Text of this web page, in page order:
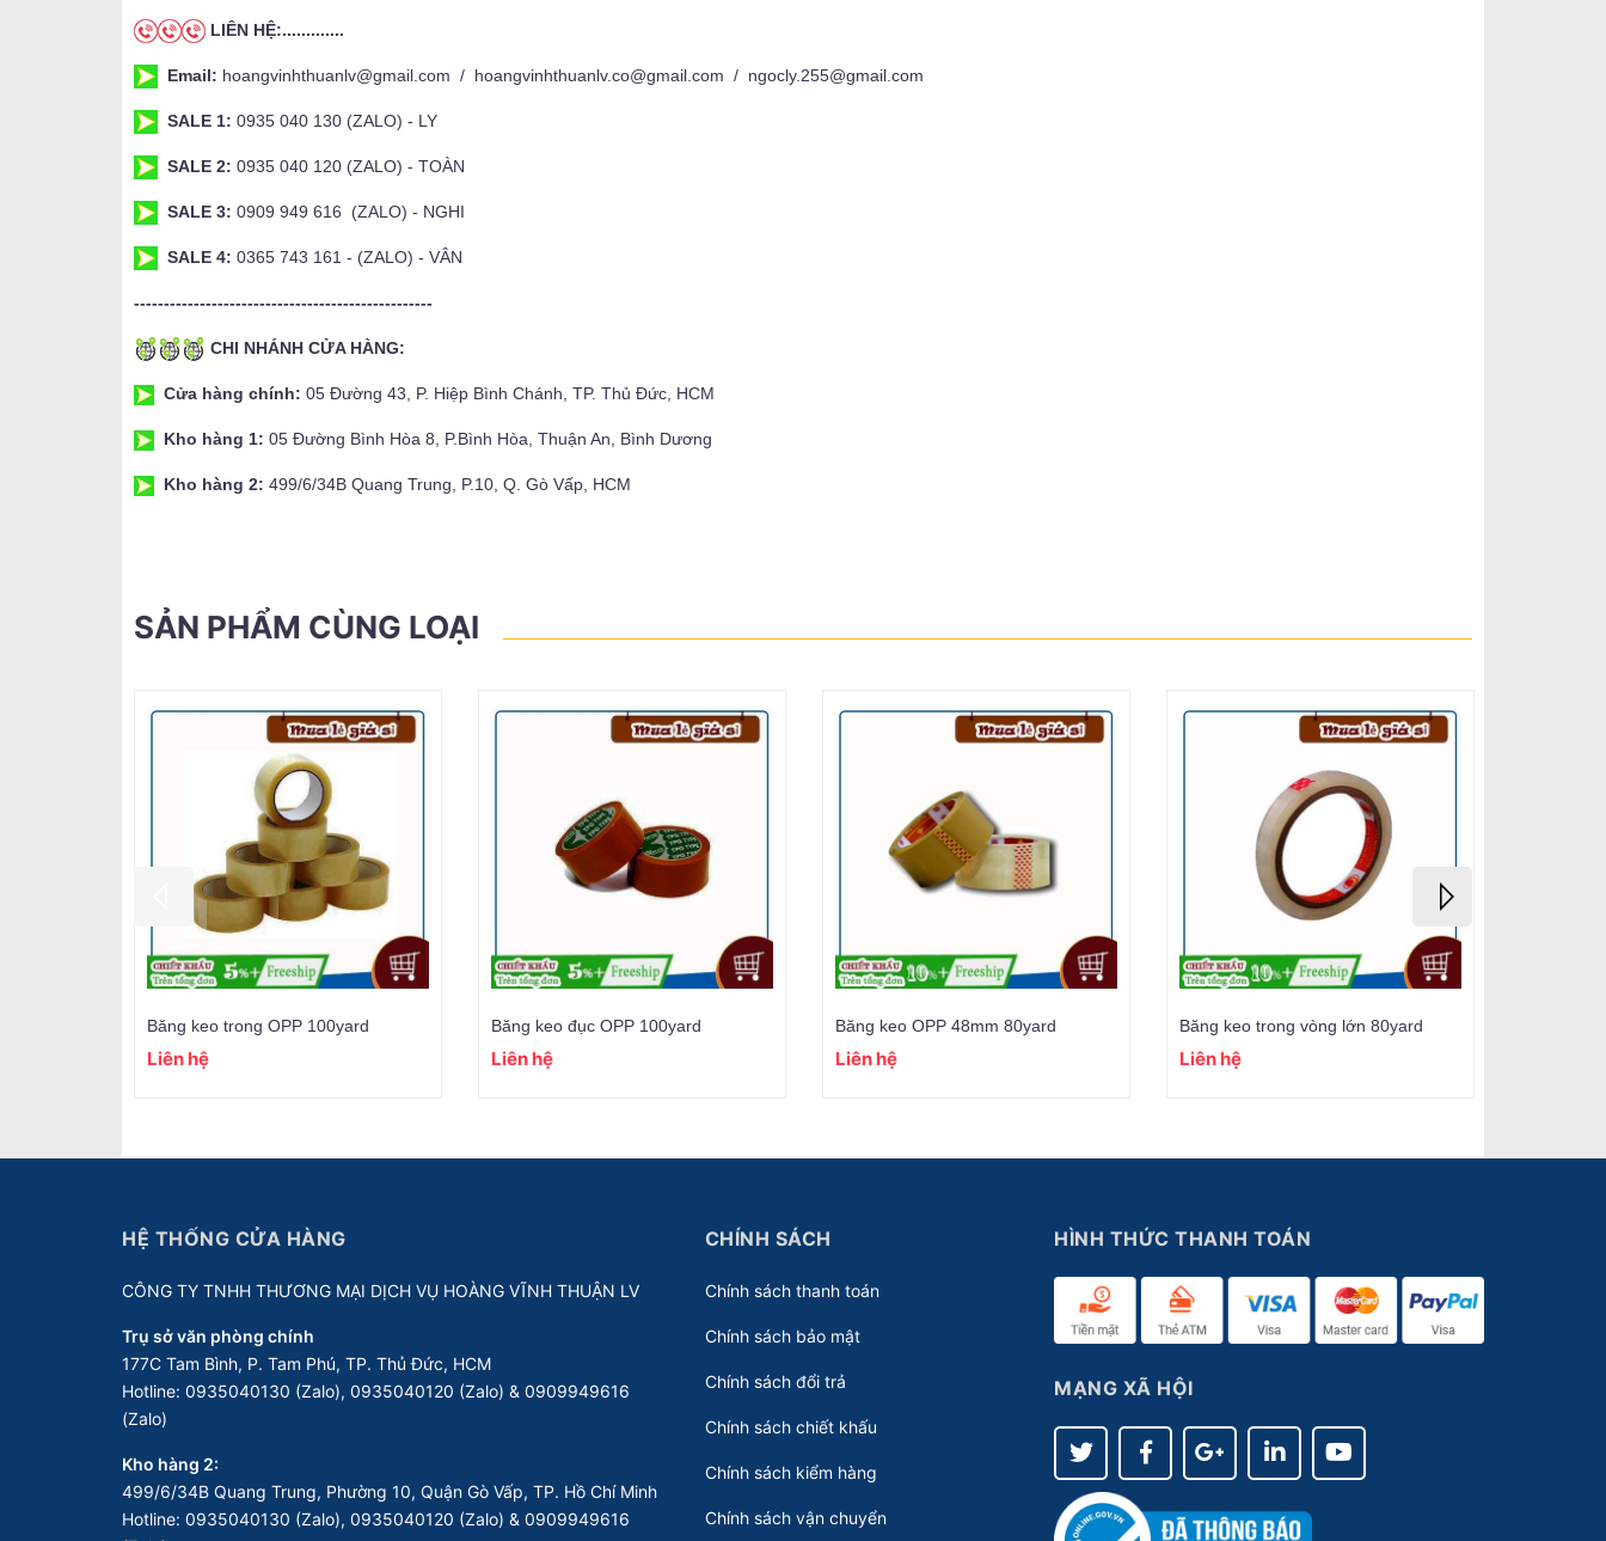
LIÊN HỆ:.............
Email: hoangvinhthuanlv@gmail.com / hoangvinhthuanlv.co@gmail.com / ngocly.255@gmail.com
SALE 1: 0935 040 130 (ZALO) - LY
SALE 2: 0935 040 120 (ZALO) - TOÀN
SALE 3: 0909 949 616 (ZALO) - NGHI
SALE 4: 0365 743 161 - (ZALO) - VÂN
--------------------------------------------------
CHI NHÁNH CỬA HÀNG:
Cửa hàng chính: 05 Đường 43, P. Hiệp Bình Chánh, TP. Thủ Đức, HCM
Kho hàng 1: 05 Đường Bình Hòa 8, P.Bình Hòa, Thuận An, Bình Dương
Kho hàng 2: 499/6/34B Quang Trung, P.10, Q. Gò Vấp, HCM
SẢN PHẨM CÙNG LOẠI
Băng keo trong OPP 100yard
Liên hệ
Băng keo đục OPP 100yard
Liên hệ
Băng keo OPP 48mm 80yard
Liên hệ
Băng keo trong vòng lớn 80yard
Liên hệ
HỆ THỐNG CỬA HÀNG
CÔNG TY TNHH THƯƠNG MẠI DỊCH VỤ HOÀNG VĨNH THUẬN LV
Trụ sở văn phòng chính
177C Tam Bình, P. Tam Phú, TP. Thủ Đức, HCM
Hotline: 0935040130 (Zalo), 0935040120 (Zalo) & 0909949616
(Zalo)
Kho hàng 2:
499/6/34B Quang Trung, Phường 10, Quận Gò Vấp, TP. Hồ Chí Minh
Hotline: 0935040130 (Zalo), 0935040120 (Zalo) & 0909949616
CHÍNH SÁCH
Chính sách thanh toán
Chính sách bảo mật
Chính sách đổi trả
Chính sách chiết khấu
Chính sách kiểm hàng
Chính sách vận chuyển
HÌNH THỨC THANH TOÁN
MẠNG XÃ HỘI